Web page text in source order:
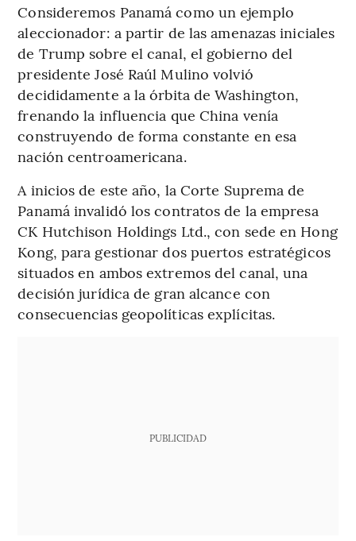
Consideremos Panamá como un ejemplo
aleccionador: a partir de las amenazas iniciales
de Trump sobre el canal, el gobierno del
presidente José Raúl Mulino volvió
decididamente a la órbita de Washington,
frenando la influencia que China venía
construyendo de forma constante en esa
nación centroamericana.
A inicios de este año, la Corte Suprema de
Panamá invalidó los contratos de la empresa
CK Hutchison Holdings Ltd., con sede en Hong
Kong, para gestionar dos puertos estratégicos
situados en ambos extremos del canal, una
decisión jurídica de gran alcance con
consecuencias geopolíticas explícitas.
PUBLICIDAD